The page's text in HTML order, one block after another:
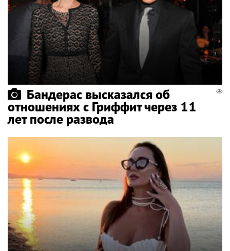
Бандерас высказался об
отношениях с Гриффит через 11
лет после развода